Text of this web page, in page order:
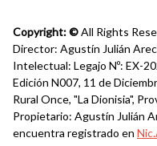
Copyright: ©All Rights
Director: Agustín Julián
Intelectual: Legajo Nº: EX-
Edición N007, 11 de
Rural Once, "La Dionisia",
Propietario: Agustín Julián
encuentra registrado en